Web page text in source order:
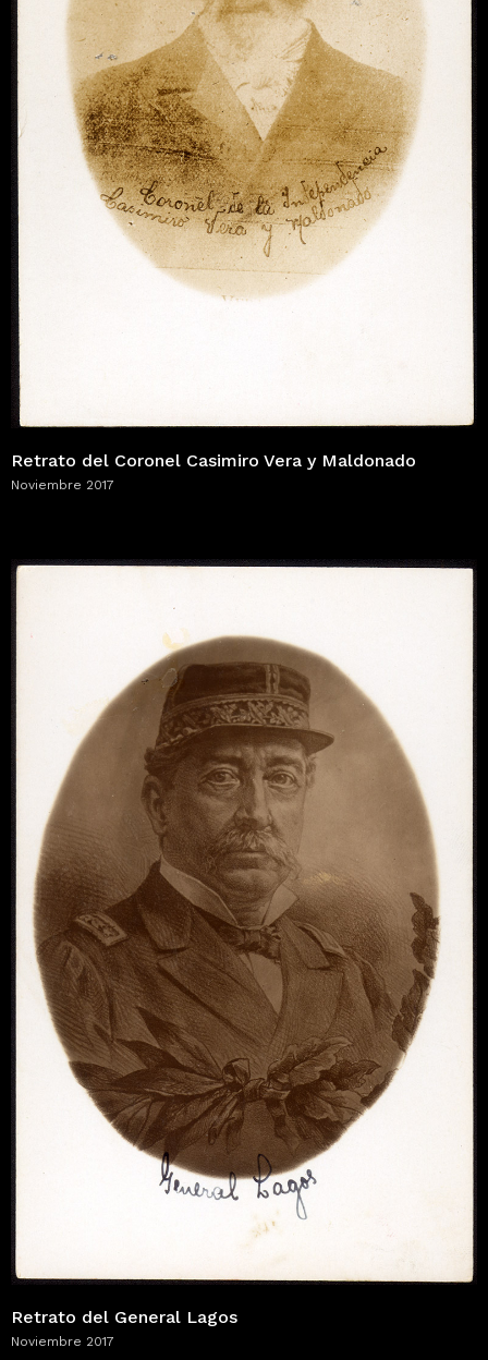
Retrato del Coronel Casimiro Vera y Maldonado
Noviembre 2017
Retrato del General Lagos
Noviembre 2017